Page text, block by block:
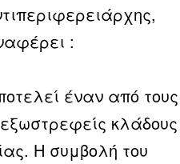
:
έναν από τους
κλάδους
Η συμβολή του